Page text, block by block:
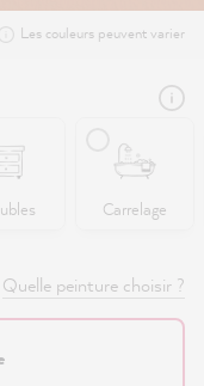
Les couleurs peuvent varier
Carrelage
Quelle peinture choisir ?